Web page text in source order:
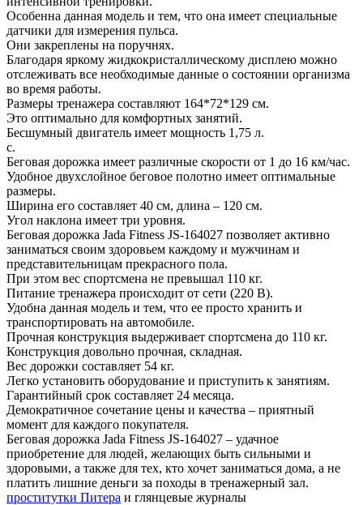
Особенна данная модель и тем, что она имеет специальные
датчики для измерения пульса.
Они закреплены на поручнях.
Благодаря яркому жидкокристаллическому дисплею можно
отслеживать все необходимые данные о состоянии организма
во время работы.
Размеры тренажера составляют 164*72*129 см.
Это оптимально для комфортных занятий.
Бесшумный двигатель имеет мощность 1,75 л.
с.
Беговая дорожка имеет различные скорости от 1 до 16 км/час.
Удобное двухслойное беговое полотно имеет оптимальные
размеры.
Ширина его составляет 40 см, длина – 120 см.
Угол наклона имеет три уровня.
Беговая дорожка Jada Fitness JS-164027 позволяет активно
заниматься своим здоровьем каждому и мужчинам и
представительницам прекрасного пола.
При этом вес спортсмена не превышал 110 кг.
Питание тренажера происходит от сети (220 В).
Удобна данная модель и тем, что ее просто хранить и
транспортировать на автомобиле.
Прочная конструкция выдерживает спортсмена до 110 кг.
Конструкция довольно прочная, складная.
Вес дорожки составляет 54 кг.
Легко установить оборудование и приступить к занятиям.
Гарантийный срок составляет 24 месяца.
Демократичное сочетание цены и качества – приятный
момент для каждого покупателя.
Беговая дорожка Jada Fitness JS-164027 – удачное
приобретение для людей, желающих быть сильными и
здоровыми, а также для тех, кто хочет заниматься дома, а не
платить лишние деньги за походы в тренажерный зал.
проститутки Питера и глянцевые журналы